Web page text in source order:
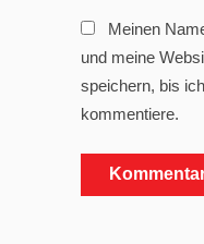
Meinen
und meine
speichern, bis
kommentiere.